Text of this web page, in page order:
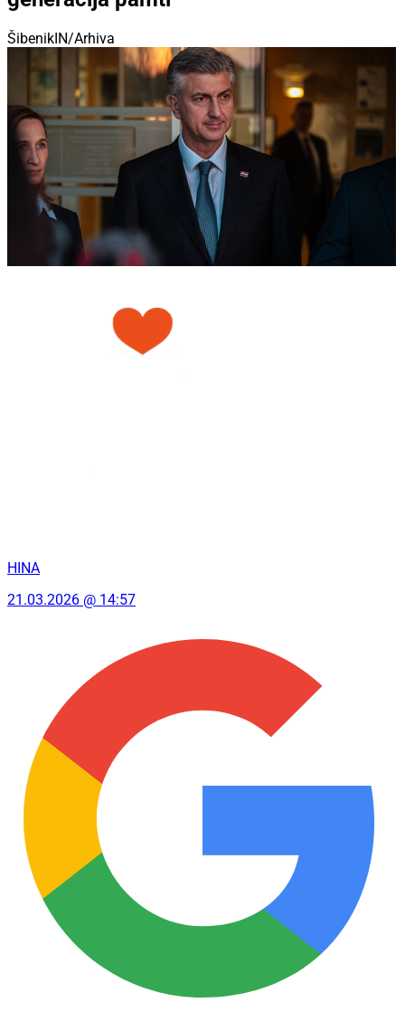
ŠibenikIN/Arhiva
HINA
21.03.2026 @ 14:57